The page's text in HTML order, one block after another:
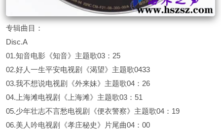
专辑曲目：
Disc.A
01.知音电影《知音》主题歌03：25
02.好人一生平安电视剧《渴望》主题歌0433
03.我不想说电视剧《外来妹》主题歌04：26
04.上海滩电视剧《上海滩》主题歌03：51
05.少年壮志不言愁电视剧《便衣警察》主题歌04：19
06.美人吟电视剧《孝庄秘史》片尾曲04：00